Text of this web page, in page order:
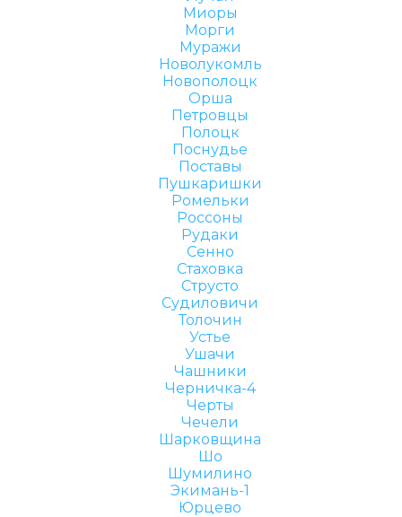
Миоры
Морги
Муражи
Новолукомль
Новополоцк
Орша
Петровцы
Полоцк
Поснудье
Поставы
Пушкаришки
Ромельки
Россоны
Рудаки
Сенно
Стаховка
Струсто
Судиловичи
Толочин
Устье
Ушачи
Чашники
Черничка-4
Черты
Чечели
Шарковщина
Шо
Шумилино
Экимань-1
Юрцево